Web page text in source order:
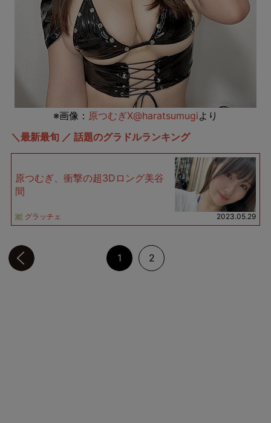
※画像： 原つむぎX@haratsumugiより
＼最新最旬 ／ 話題のグラドルランキング
原つむぎ、衝撃の超3Dロング美谷
間
グラッチェ 2023.05.29
1 2